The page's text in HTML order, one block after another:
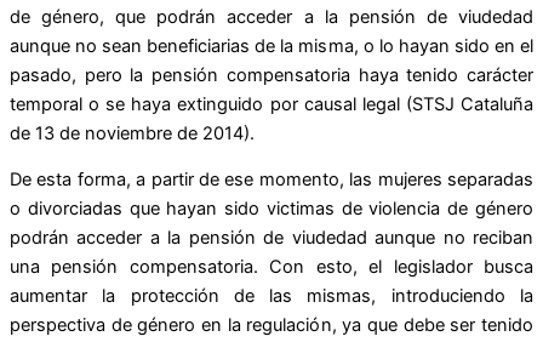
de género, que podrán acceder a la pensión de viudedad
aunque no sean beneficiarias de la misma, o lo hayan sido en el
pasado, pero la pensión compensatoria haya tenido carácter
temporal o se haya extinguido por causal legal (STSJ Cataluña
de 13 de noviembre de 2014).
De esta forma, a partir de ese momento, las mujeres separadas
o divorciadas que hayan sido victimas de violencia de género
podrán acceder a la pensión de viudedad aunque no reciban
una pensión compensatoria. Con esto, el legislador busca
aumentar la protección de las mismas, introduciendo la
perspectiva de género en la regulación, ya que debe ser tenido